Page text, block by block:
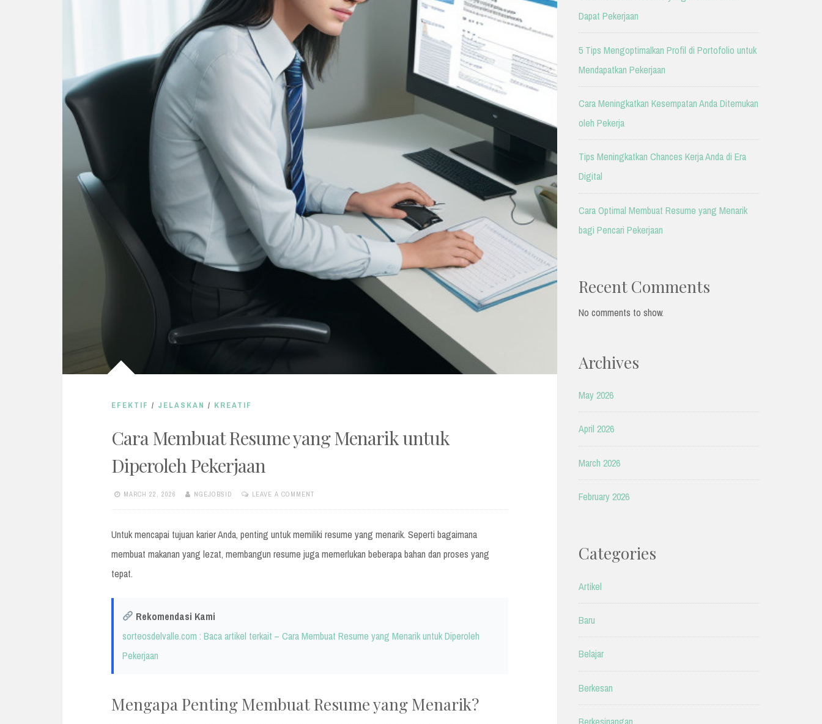
EFEKTIF / JELASKAN / KREATIF
Cara Membuat Resume yang Menarik untuk
Diperoleh Pekerjaan
MARCH 22, 2026 NGEJOBSID LEAVE A COMMENT
Untuk mencapai tujuan karier Anda, penting untuk memiliki resume yang menarik. Seperti bagaimana
membuat makanan yang lezat, membangun resume juga memerlukan beberapa bahan dan proses yang
tepat.
Rekomendasi Kami
sorteosdelvalle.com : Baca artikel terkait – Cara Membuat Resume yang Menarik untuk Diperoleh
Pekerjaan
Mengapa Penting Membuat Resume yang Menarik?
Dapat Pekerjaan
5 Tips Mengoptimalkan Profil di Portofolio untuk
Mendapatkan Pekerjaan
Cara Meningkatkan Kesempatan Anda Ditemukan
oleh Pekerja
Tips Meningkatkan Chances Kerja Anda di Era
Digital
Cara Optimal Membuat Resume yang Menarik
bagi Pencari Pekerjaan
Recent Comments
No comments to show.
Archives
May 2026
April 2026
March 2026
February 2026
Categories
Artikel
Baru
Belajar
Berkesan